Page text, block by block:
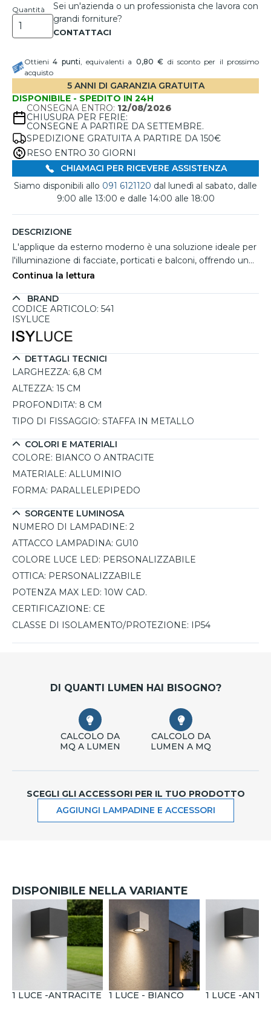
Quantità
Sei un'azienda o un professionista che lavora con
grandi forniture?
Ottieni4 punti, equivalenti a 0,80 € di sconto per il prossimo
acquisto
5 ANNI DI GARANZIA GRATUITA
DISPONIBILE - SPEDITO IN 24H
CONSEGNA ENTRO: 12/08/2026
CHIUSURA PER FERIE:
CONSEGNE A PARTIRE DA SETTEMBRE.
SPEDIZIONE GRATUITA A PARTIRE DA 150€
RESO ENTRO 30 GIORNI
CHIAMACI PER RICEVERE ASSISTENZA
Siamo disponibili allo 091 6121120 dal lunedì al sabato, dalle
9:00 alle 13:00 e dalle 14:00 alle 18:00
DESCRIZIONE
L'applique da esterno moderno è una soluzione ideale per
l'illuminazione di facciate, porticati e balconi, offrendo un
design contemporaneo e una funzionalità up and down.
antracite, questo applique a forma di parallelepipedo si
integra perfettamente in diversi contesti esterni,
IP54, è progettato per resistere agli agenti atmosferici,
garantendo sicurezza ed efficienza. Dotato di due
portalampada con attacco GU10 LED, consente di
proprie preferenze. L'installazione è semplificata grazie alla
staffa in metallo inclusa, fissabile facilmente a parete.
Questo prodotto certificato in Italia dal brand Isyluce è
d'effetto per valorizzare gli spazi esterni.
Continua la lettura
BRAND
CODICE ARTICOLO: 541
ISYLUCE
DETTAGLI TECNICI
LARGHEZZA: 6,8 CM
ALTEZZA: 15 CM
PROFONDITA': 8 CM
TIPO DI FISSAGGIO: STAFFA IN METALLO
COLORI E MATERIALI
COLORE: BIANCO O ANTRACITE
MATERIALE: ALLUMINIO
FORMA: PARALLELEPIPEDO
SORGENTE LUMINOSA
NUMERO DI LAMPADINE: 2
ATTACCO LAMPADINA: GU10
COLORE LUCE LED: PERSONALIZZABILE
OTTICA: PERSONALIZZABILE
POTENZA MAX LED: 10W CAD.
CERTIFICAZIONE: CE
CLASSE DI ISOLAMENTO/PROTEZIONE: IP54
DI QUANTI LUMEN HAI BISOGNO?
CALCOLO DA
MQ A LUMEN
CALCOLO DA
LUMEN A MQ
SCEGLI GLI ACCESSORI PER IL TUO PRODOTTO
AGGIUNGI LAMPADINE E ACCESSORI
DISPONIBILE NELLA VARIANTE
1 LUCE -ANTRACITE 1 LUCE - BIANCO 1 LUCE -